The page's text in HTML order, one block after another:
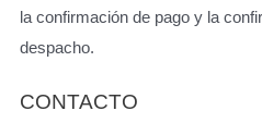
la confirmación de pago y la
despacho.
CONTACTO